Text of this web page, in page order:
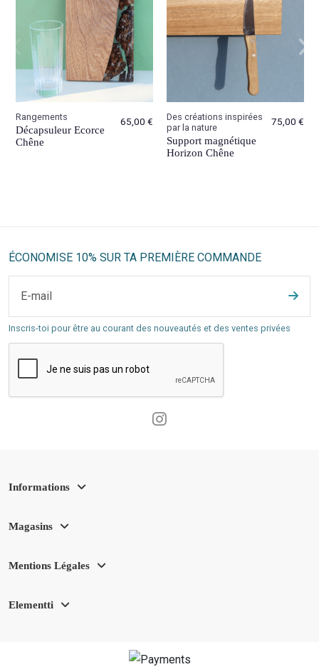
Rangements
Décapsuleur Ecorce
Chêne
65,00 €
Des créations inspirées
par la nature
Support magnétique
Horizon Chêne
75,00 €
ÉCONOMISE 10% SUR TA PREMIÈRE COMMANDE
Inscris-toi pour être au courant des nouveautés et des ventes privées
Informations
Magasins
Mentions Légales
Elementti